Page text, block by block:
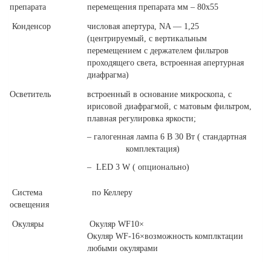
препарата
перемещения препарата мм – 80х55
Конденсор
числовая апертура, NA — 1,25
(центрируемый, с вертикальным
перемещением с держателем фильтров
проходящего света, встроенная апертурная
диафрагма)
Осветитель
встроенный в основание микроскопа, с
ирисовой диафрагмой, с матовым фильтром,
плавная регулировка яркости;
– галогенная лампа 6 В 30 Вт ( стандартная
комплектация)
– LED 3 W ( опционально)
Система
освещения
по Келлеру
Окуляры
Окуляр WF10×
Окуляр WF-16×возможность комплктации
любыми окулярами